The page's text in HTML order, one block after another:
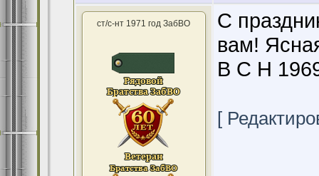
ст/с-нт 1971 год ЗабВО
С
вам!
В С Н
[